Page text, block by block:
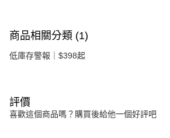
商品相關分類 (1)
低庫存警報｜$398起
評價
喜歡這個商品嗎？購買後給他一個好評吧